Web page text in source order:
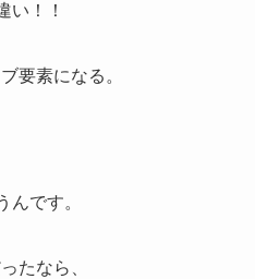
い！！
要素になる。
んです。
たなら、